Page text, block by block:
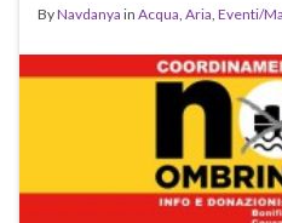
ByNavdanya in Acqua, Aria, Eventi/